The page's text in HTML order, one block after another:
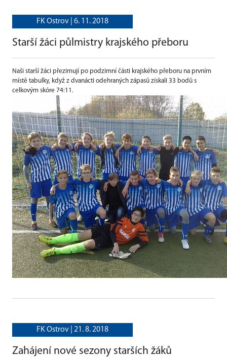
FK Ostrov | 6. 11. 2018
Starší žáci půlmistry krajského přeboru
Naši starší žáci přezimují po podzimní části krajského přeboru na prvním
místě tabulky, když z dvanácti odehraných zápasů získali 33 bodů s
celkovým skóre 74:11.
FK Ostrov | 21. 8. 2018
Zahájení nové sezony starších žáků